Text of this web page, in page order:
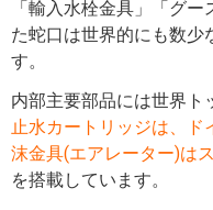
「輸入水栓金具」「グ
た蛇口は世界的にも数少
す。
内部主要部品には世界ト
止水カートリッジは、ド
沫金具(エアレーター)は
を搭載しています。